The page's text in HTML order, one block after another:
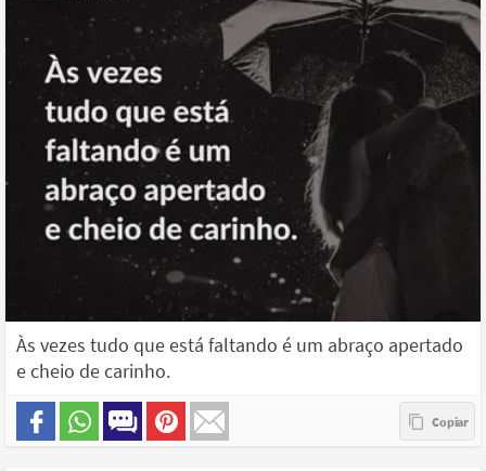
Às vezes tudo que está faltando é um abraço apertado
e cheio de carinho.